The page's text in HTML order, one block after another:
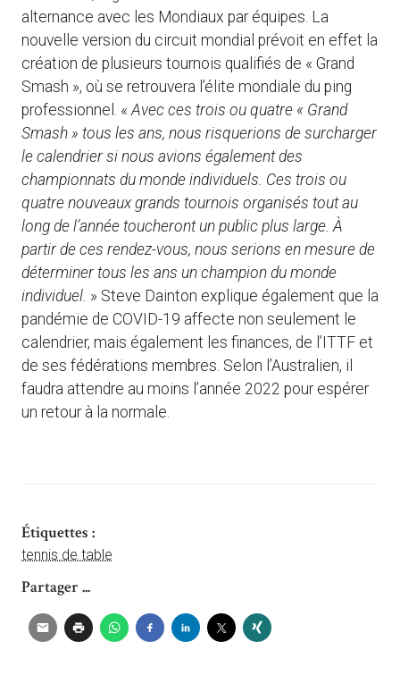
alternance avec les Mondiaux par équipes. La
nouvelle version du circuit mondial prévoit en effet la
création de plusieurs tournois qualifiés de « Grand
Smash », où se retrouvera l’élite mondiale du ping
professionnel. «Avec ces trois ou quatre « Grand
Smash » tous les ans, nous risquerions de surcharger
le calendrier si nous avions également des
championnats du monde individuels. Ces trois ou
quatre nouveaux grands tournois organisés tout au
long de l’année toucheront un public plus large. À
partir de ces rendez-vous, nous serions en mesure de
déterminer tous les ans un champion du monde
individuel. » Steve Dainton explique également que la
pandémie de COVID-19 affecte non seulement le
calendrier, mais également les finances, de l’ITTF et
de ses fédérations membres. Selon l’Australien, il
faudra attendre au moins l’année 2022 pour espérer
un retour à la normale.
Étiquettes :
tennis de table
Partager ...